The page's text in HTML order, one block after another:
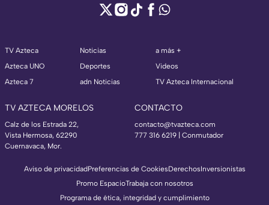
TV Azteca
Azteca UNO
Azteca 7
Noticias
Deportes
adn Noticias
a más +
Videos
TV Azteca Internacional
TV AZTECA MORELOS
Calz de los Estrada 22,
Vista Hermosa, 62290
Cuernavaca, Mor.
CONTACTO
contacto@tvazteca.com
777 316 6219 | Conmutador
Aviso de privacidadPreferencias de CookiesDerechosInversionistas
Promo EspacioTrabaja con nosotros
Programa de ética, integridad y cumplimiento